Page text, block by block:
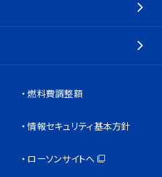
燃料費調整額
情報セキュリティ基本方針
ローソンサイトへ